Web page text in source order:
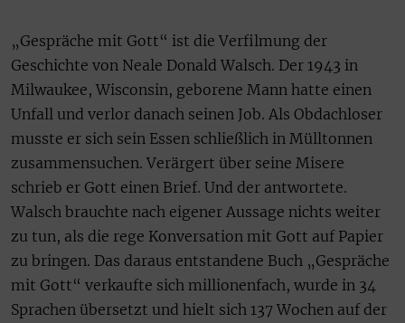
„Gespräche mit Gott“ ist die Verfilmung der
Geschichte von Neale Donald Walsch. Der 1943 in
Milwaukee, Wisconsin, geborene Mann hatte einen
Unfall und verlor danach seinen Job. Als Obdachloser
musste er sich sein Essen schließlich in Mülltonnen
zusammensuchen. Verärgert über seine Misere
schrieb er Gott einen Brief. Und der antwortete.
Walsch brauchte nach eigener Aussage nichts weiter
zu tun, als die rege Konversation mit Gott auf Papier
zu bringen. Das daraus entstandene Buch „Gespräche
mit Gott“ verkaufte sich millionenfach, wurde in 34
Sprachen übersetzt und hielt sich 137 Wochen auf der